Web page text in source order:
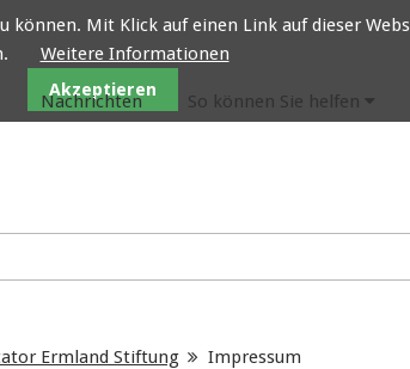
Nachrichten
So können Sie helfen
Ermland Stiftung Impressum
Mit Klick auf einen Link auf dieser
Weitere Informationen
Akzeptieren